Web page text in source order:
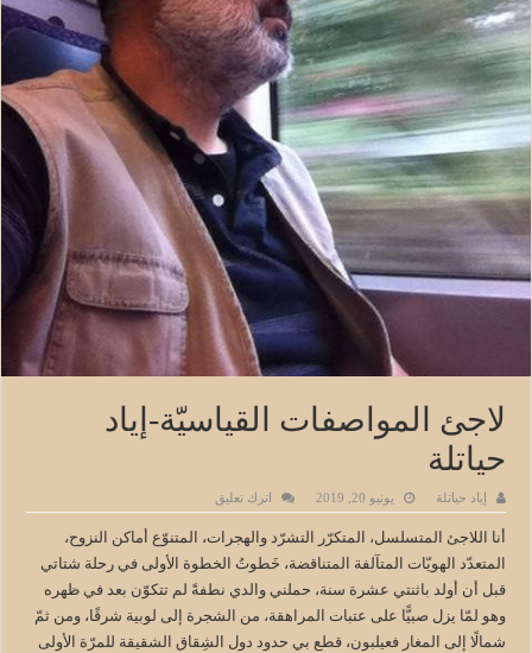
لاجئ المواصفات القياسيّة-إياد
حياتلة
إياد حياتلة يونيو 20, 2019 اترك تعليق
أنا اللاجئ المتسلسل، المتكرّر التشرّد والهجرات، المتنوّع أماكن النزوح،
المتعدّد الهويّات المتآلفة المتناقضة، خَطوتُ الخطوة الأولى في رحلة شتاتي
قبل أن أولد باثنتي عشرة سنة، حملني والدي نطفةً لم تتكوّن بعد في ظهره
وهو لمّا يزل صبيًّا على عتبات المراهقة، من الشجرة إلى لوبية شرقًا، ومن ثمّ
شمالًا إلى المغار فعيلبون، قطع بي حدود دول الشِقاق الشقيقة للمرّة الأولى